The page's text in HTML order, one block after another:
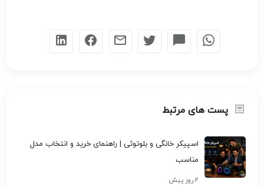
پست های مرتبط
اسپیکر خانگی و بلوتوثی | راهنمای خرید و انتخاب مدل
مناسب
۲ روز پیش